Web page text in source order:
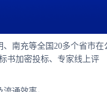
南充等全国20多个省市在
书加密投标、专家线上评